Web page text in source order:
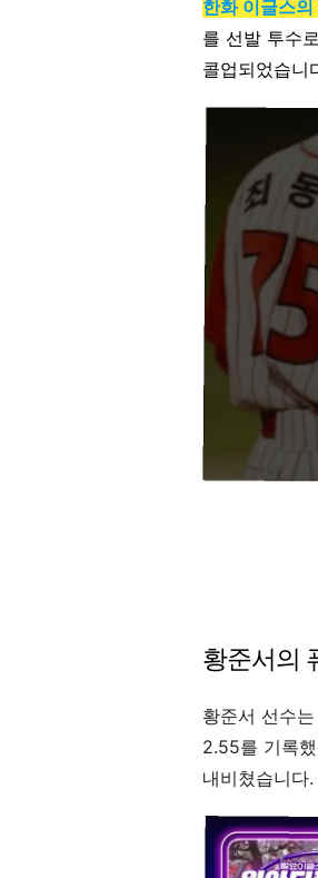
한화 이글스
를 선발 투수
콜업되었습니
황준서의
황준서 선수
2.55를 기록
내비쳤습니다